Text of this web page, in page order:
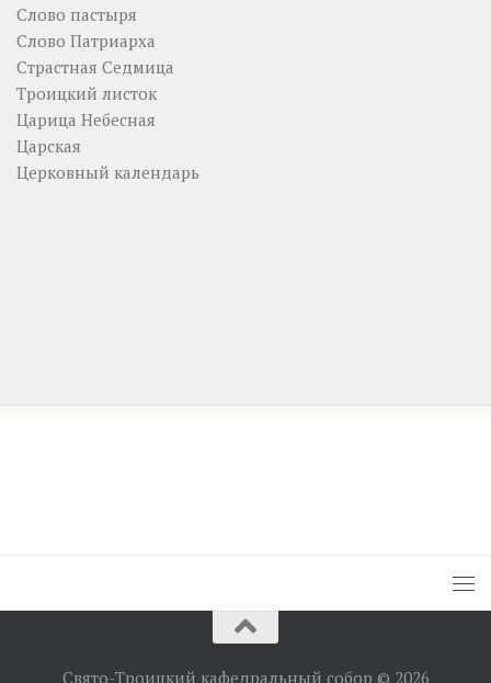
Слово пастыря
Слово Патриарха
Страстная Седмица
Троицкий листок
Царица Небесная
Царская
Церковный календарь
Свято-Троицкий кафедральный собор © 2026